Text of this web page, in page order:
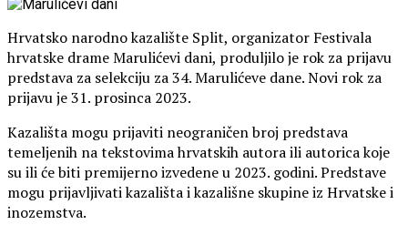
Hrvatsko narodno kazalište Split, organizator Festivala
hrvatske drame Marulićevi dani, produljilo je rok za prijavu
predstava za selekciju za 34. Marulićeve dane. Novi rok za
prijavu je 31. prosinca 2023.
Kazališta mogu prijaviti neograničen broj predstava
temeljenih na tekstovima hrvatskih autora ili autorica koje
su ili će biti premijerno izvedene u 2023. godini. Predstave
mogu prijavljivati kazališta i kazališne skupine iz Hrvatske i
inozemstva.